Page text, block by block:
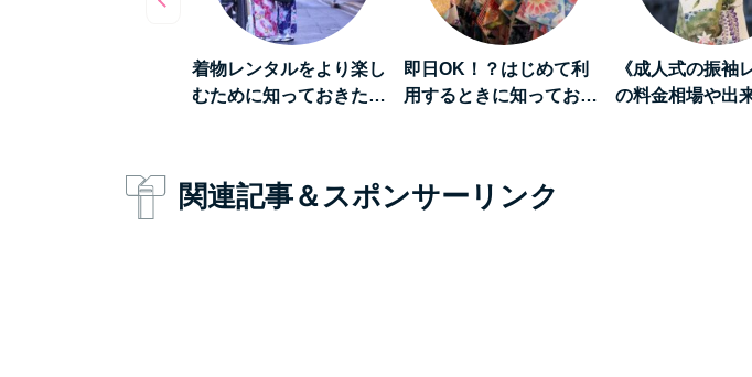
着物レンタルをより楽し
むために知っておきた…
即日OK！？はじめて利
用するときに知ってお…
《成人式の振袖
の料金相場や出
関連記事＆スポンサーリンク